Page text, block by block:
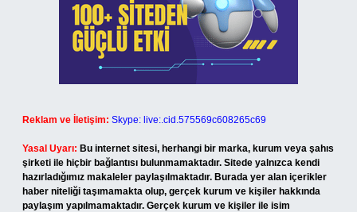
Reklam ve İletişim: Skype: live:.cid.575569c608265c69
Yasal Uyarı: Bu internet sitesi, herhangi bir marka, kurum veya şahıs
şirketi ile hiçbir bağlantısı bulunmamaktadır. Sitede yalnızca kendi
hazırladığımız makaleler paylaşılmaktadır. Burada yer alan içerikler
haber niteliği taşımamakta olup, gerçek kurum ve kişiler hakkında
paylaşım yapılmamaktadır. Gerçek kurum ve kişiler ile isim